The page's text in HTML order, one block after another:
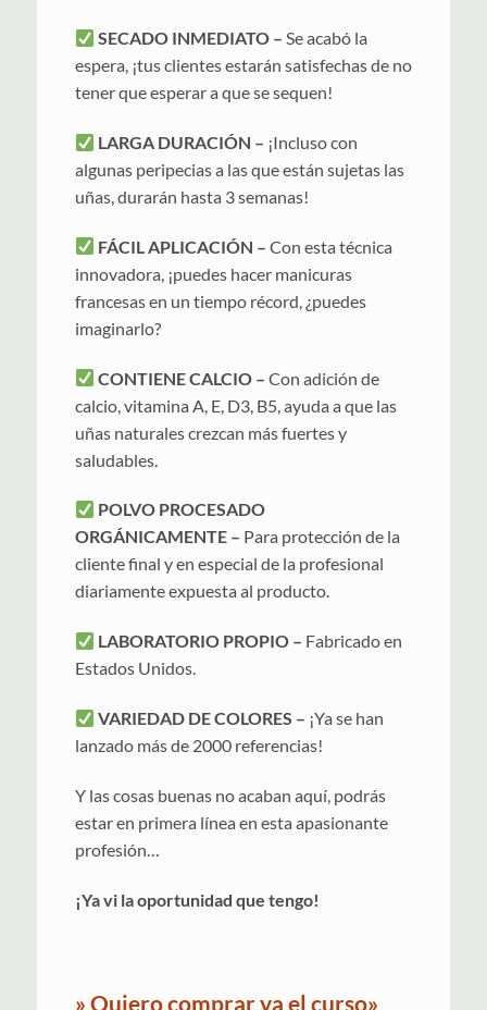
SECADO INMEDIATO – Se acabó la
espera, ¡tus clientes estarán satisfechas de no
tener que esperar a que se sequen!
LARGA DURACIÓN – ¡Incluso con
algunas peripecias a las que están sujetas las
uñas, durarán hasta 3 semanas!
FÁCIL APLICACIÓN – Con esta técnica
innovadora, ¡puedes hacer manicuras
francesas en un tiempo récord, ¿puedes
imaginarlo?
CONTIENE CALCIO – Con adición de
calcio, vitamina A, E, D3, B5, ayuda a que las
uñas naturales crezcan más fuertes y
saludables.
POLVO PROCESADO
ORGÁNICAMENTE – Para protección de la
cliente final y en especial de la profesional
diariamente expuesta al producto.
LABORATORIO PROPIO – Fabricado en
Estados Unidos.
VARIEDAD DE COLORES – ¡Ya se han
lanzado más de 2000 referencias!
Y las cosas buenas no acaban aquí, podrás
estar en primera línea en esta apasionante
profesión…
¡Ya vi la oportunidad que tengo!
» Quiero comprar ya el curso»